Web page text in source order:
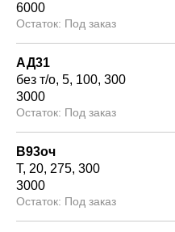
6000
Под заказ
АД31
без т/о 5 100 300
3000
Под заказ
В93оч
Т 20 275 300
3000
Под заказ